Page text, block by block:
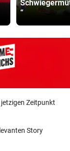
“
Zeitpunkt
Story